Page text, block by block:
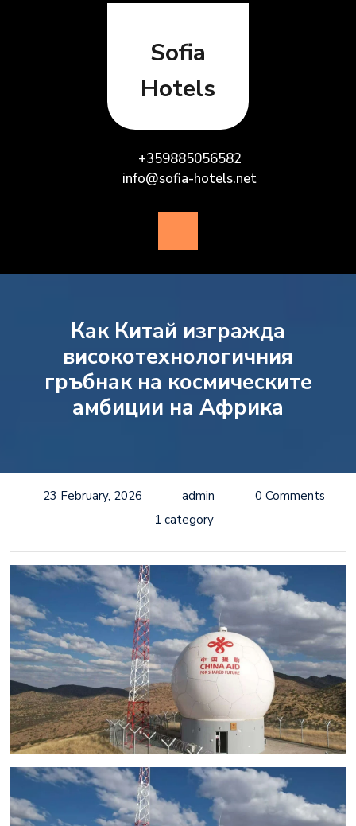
Sofia
Hotels
+359885056582
info@sofia-hotels.net
Button
Как Китай изгражда
високотехнологичния
гръбнак на космическите
амбиции на Африка
23 February, 2026 admin
0 Comments
1 category